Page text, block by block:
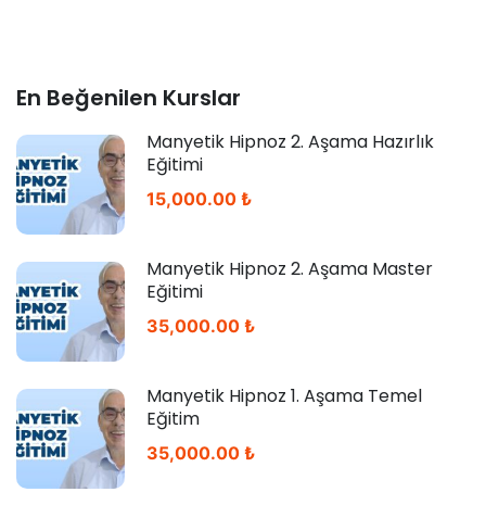
En Beğenilen Kurslar
Manyetik Hipnoz 2. Aşama Hazırlık
Eğitimi
15,000.00 ₺
Manyetik Hipnoz 2. Aşama Master
Eğitimi
35,000.00 ₺
Manyetik Hipnoz 1. Aşama Temel
Eğitim
35,000.00 ₺